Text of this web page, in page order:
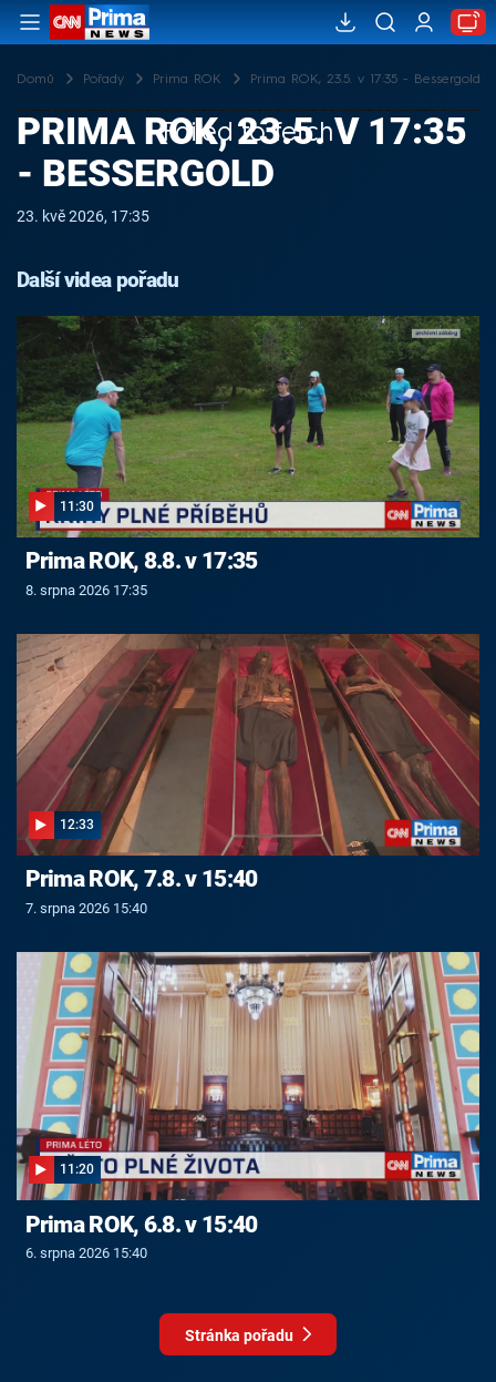
Domů Pořady Prima ROK Prima ROK, 23.5. v 17:35 - Bessergold
Failed to fetch
PRIMA ROK, 23.5. V 17:35
- BESSERGOLD
23. kvě 2026, 17:35
Další videa pořadu
11:30
Prima ROK, 8.8. v 17:35
8. srpna 2026 17:35
12:33
Prima ROK, 7.8. v 15:40
7. srpna 2026 15:40
11:20
Prima ROK, 6.8. v 15:40
6. srpna 2026 15:40
Stránka pořadu